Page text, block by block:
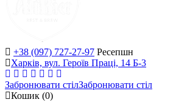
+38 (097) 727-27-97 Ресепшн
Харків, вул. Героїв Праці, 14 Б-3
Забронювати стілЗабронювати стіл
Кошик (0)